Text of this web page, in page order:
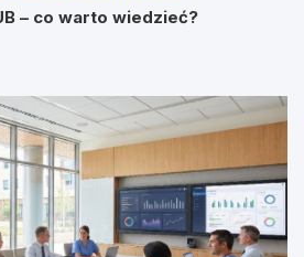
– co warto wiedzieć?